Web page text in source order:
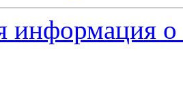
информация